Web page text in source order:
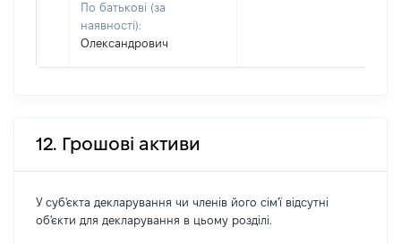
По батькові (за
наявності):
Олександрович
12. Грошові активи
У суб'єкта декларування чи членів його сім'ї відсутні
об'єкти для декларування в цьому розділі.